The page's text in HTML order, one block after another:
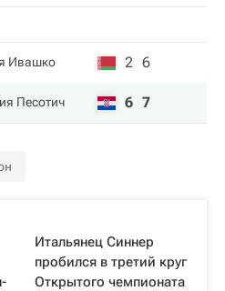
Ивашко 2 6
Песотич 6 7
Итальянец Синнер
пробился в третий круг
Открытого чемпионата